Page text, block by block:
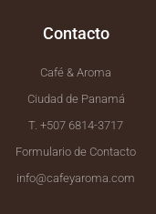
Contacto
Café & Aroma
Ciudad de Panamá
T. +507 6814-3717
Formulario de Contacto
info@cafeyaroma.com